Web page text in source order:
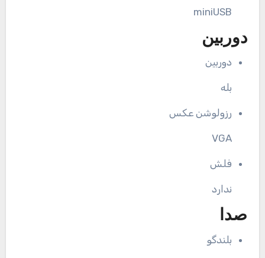
miniUSB
دوربین
دوربین
بله
رزولوشن عکس
VGA
فلش
ندارد
صدا
بلندگو